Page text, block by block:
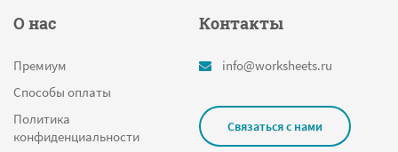
О нас
Премиум
Способы оплаты
Политика
конфиденциальности
Контакты
info@worksheets.ru
Связаться с нами